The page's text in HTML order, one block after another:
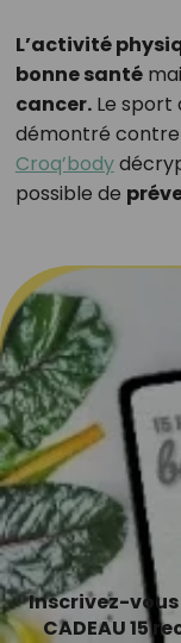
L’activité
bonne santé
cancer.Le sport
démontré
Croq’body
possible de
Inscrivez-vous
CADEAU 15